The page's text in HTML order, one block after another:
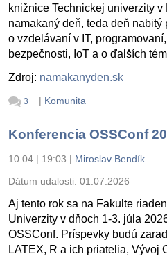
knižnice Technickej univerzity
namakaný deň, teda deň
o vzdelávaní v IT,
bezpečnosti, IoT a o ďalších
Zdroj: namakanyden.sk
3 | Komunita
Konferencia OSSConf
10.04 | 19:03 | Miroslav Bendík
Dátum udalosti: 01.07.2026
Aj tento rok sa na Fakulte
Univerzity v dňoch 1-3. júla
OSSConf. Príspevky budú
LATEX, R a ich priatelia, Vývoj